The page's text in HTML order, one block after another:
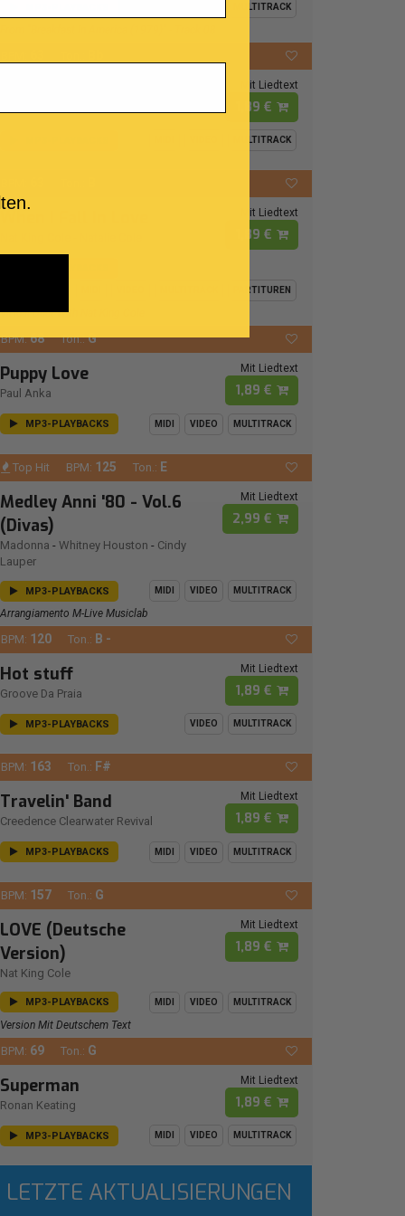
MULTITRACK
Buster Poindexter
Mit Liedtext
1,89 €
MULTITRACK
Mit Liedtext
1,89 €
PARTITUREN
Virtual Duet With Nat King Cole
BPM:68 Ton.:G
Puppy Love
Paul Anka
Mit Liedtext
1,89 €
MP3-PLAYBACKS MIDI VIDEO MULTITRACK
Top Hit BPM: 125 Ton.: E
Medley Anni '80 - Vol.6
(Divas)
Madonna - Whitney Houston - Cindy
Lauper
Mit Liedtext
2,99 €
MP3-PLAYBACKS MIDI VIDEO MULTITRACK
Arrangiamento M-Live Musiclab
BPM: 120 Ton.: B -
Hot stuff
Groove Da Praia
Mit Liedtext
1,89 €
MP3-PLAYBACKS VIDEO MULTITRACK
BPM: 163 Ton.: F#
Travelin' Band
Creedence Clearwater Revival
Mit Liedtext
1,89 €
MP3-PLAYBACKS MIDI VIDEO MULTITRACK
BPM: 157 Ton.: G
LOVE (Deutsche
Version)
Nat King Cole
Mit Liedtext
1,89 €
MP3-PLAYBACKS MIDI VIDEO MULTITRACK
Version Mit Deutschem Text
BPM: 69 Ton.: G
Superman
Ronan Keating
Mit Liedtext
1,89 €
MP3-PLAYBACKS MIDI VIDEO MULTITRACK
LETZTE AKTUALISIERUNGEN